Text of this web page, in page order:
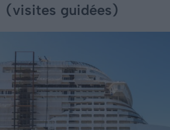
(visites guidées)